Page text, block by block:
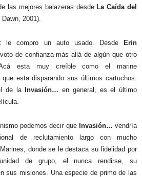
las mejores balazeras desde La Caída del
2001).
le compro un auto usado. Desde Erin
de confianza más allá de algún que otro
esta muy creíble como el marine
esta disparando sus últimos cartuchos.
de laInvasión… en general, es el último
podemos decir que Invasión… vendría
de reclutamiento largo con mucho
donde se le destaca su fidelidad por
de grupo, el nunca rendirse, su
sus misiones. Una especie de primo de las